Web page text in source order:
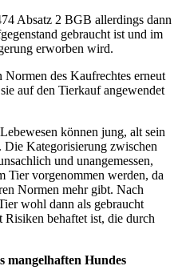
Absatz 2 BGB allerdings dann
gebraucht ist und im
erworben wird.
des Kaufrechtes erneut
auf den Tierkauf angewendet
können jung, alt sein
Kategorisierung zwischen
und unangemessen,
Tier vorgenommen werden, da
Normen mehr gibt. Nach
wohl dann als gebraucht
Risiken behaftet ist, die durch
mangelhaften Hundes